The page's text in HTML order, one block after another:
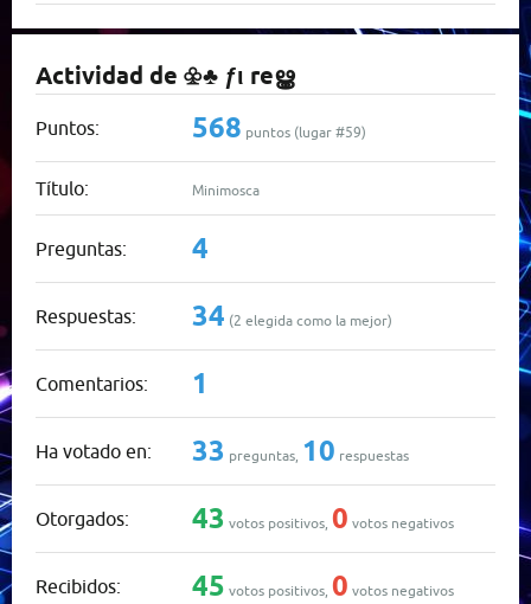
Actividad de ♧♣ ƒι reൠ
Puntos: 568 puntos (lugar #59)
Título: Minimosca
Preguntas: 4
Respuestas: 34 (2 elegida como la mejor)
Comentarios: 1
Ha votado en: 33 preguntas, 10 respuestas
Otorgados: 43 votos positivos, 0 votos negativos
Recibidos: 45 votos positivos, 0 votos negativos